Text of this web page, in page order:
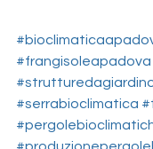
#frangisoleapadova
#serrabioclimatica